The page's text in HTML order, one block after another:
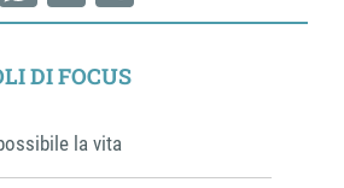
WhatsApp
EmailShare
DI FOCUS
la vita